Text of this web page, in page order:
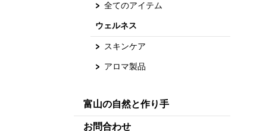
全てのアイテム
ウェルネス
スキンケア
アロマ製品
富山の自然と作り手
お問合わせ